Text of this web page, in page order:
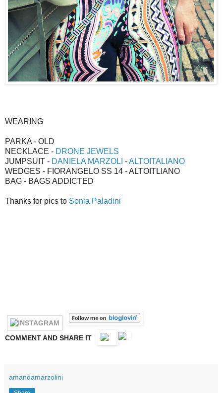
WEARING
PARKA - OLD
NECKLACE - DRONE JEWELS
JUMPSUIT - DANIELA MARZOLI -ALTOITALIANO
WEDGES - FIORANGELO SS 14 - ALTOITLIANO
BAG - BAGS ADDICTED
Thanks for pics to Sonia Paladini
COMMENT AND SHARE IT
amandamarzolini